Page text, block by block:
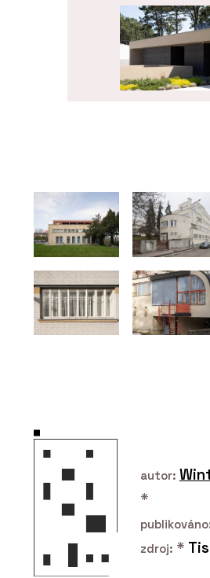
O FIRMĚ
CHYTRÉ FASÁDY
Fasádní desky
vysokotlakého
MEG - CHYTRÉ
autor:
*
zdroj: *